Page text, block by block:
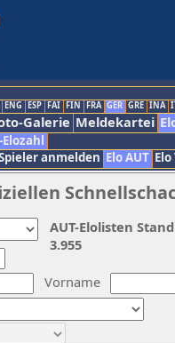
ENG ESP FAI FIN FRA GER GRE INA
Galerie Meldekartei
anmelden Elo AUT
Vorname
AUT-Elolisten
3.955